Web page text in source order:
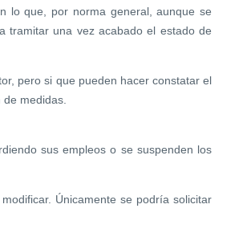
lo que, por norma general, aunque se
tramitar una vez acabado el estado de
pero si que pueden hacer constatar el
medidas.
sus empleos o se suspenden los
Únicamente se podría solicitar